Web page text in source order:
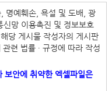
명예훼손, 욕설 및 도배, 광
망 이용촉진 및 정보보호
당 게시물 작성자의 게시판
련 법률 ∙ 규정에 따라 작성
보안에 취약한 엑셀파일은